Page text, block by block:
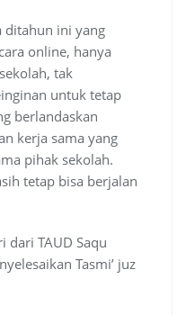
ditahun ini yang
online, hanya
tak
untuk tetap
berlandaskan
kerja sama yang
pihak sekolah.
tetap bisa berjalan
dari TAUD Saqu
Tasmi’ juz